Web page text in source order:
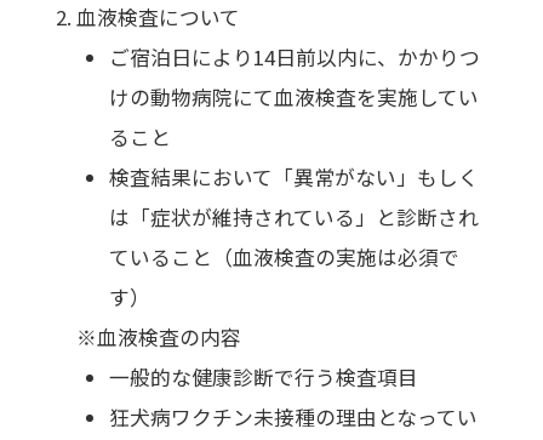
血液検査について
ご宿泊日により14日前以内に、かかりつ
けの動物病院にて血液検査を実施してい
ること
検査結果において「異常がない」もしく
は「症状が維持されている」と診断され
ていること（血液検査の実施は必須で
す）
※血液検査の内容
一般的な健康診断で行う検査項目
狂犬病ワクチン未接種の理由となってい